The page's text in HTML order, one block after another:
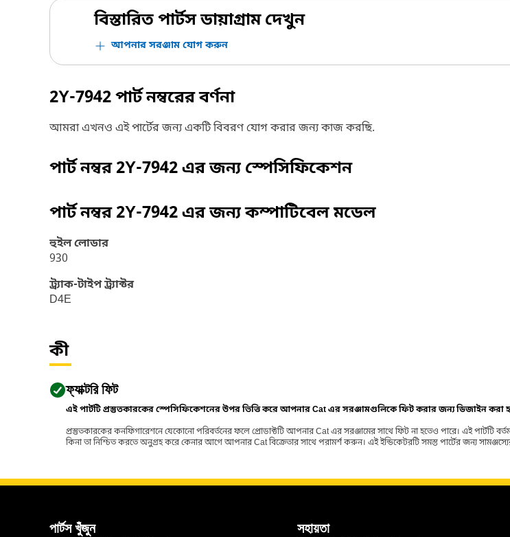
বিস্তারিত পার্টস ডায়াগ্রাম দেখুন
আপনার সরঞ্জাম যোগ করুন
2Y-7942পার্ট নম্বরের বর্ণনা
আমরা এখনও এই পার্টের জন্য একটি বিবরণ যোগ করার জন্য কাজ করছি.
পার্ট নম্বর2Y-7942এর জন্য স্পেসিফিকেশন
পার্ট নম্বর2Y-7942এর জন্য কম্পাটিবেল মডেল
হুইল লোডার
930
ট্র্যাক-টাইপ ট্র্যাক্টর
D4E
কী
ফ্যাক্টরি ফিট
এই পার্টটি প্রস্তুতকারকের স্পেসিফিকেশনের উপর ভিত্তি করে আপনার Cat এর সরঞ্জামগুলিকে ফিট করার জন্য ডিজাইন করা
প্রস্তুতকারকের কনফিগারেশনে যেকোনো পরিবর্তনের ফলে প্রোডাক্টটি আপনার Cat এর সরঞ্জামের সাথে ফিট না হতেও পারে। এই
কিনা তা নিশ্চিত করতে অনুগ্রহ করে কেনার আগে আপনার Cat বিক্রেতার সাথে পরামর্শ করুন। এই ইন্ডিকেটরটি সমস্ত পার্টের জন্য সামঞ্জস্যের
পার্টস খুঁজুন সহায়তা